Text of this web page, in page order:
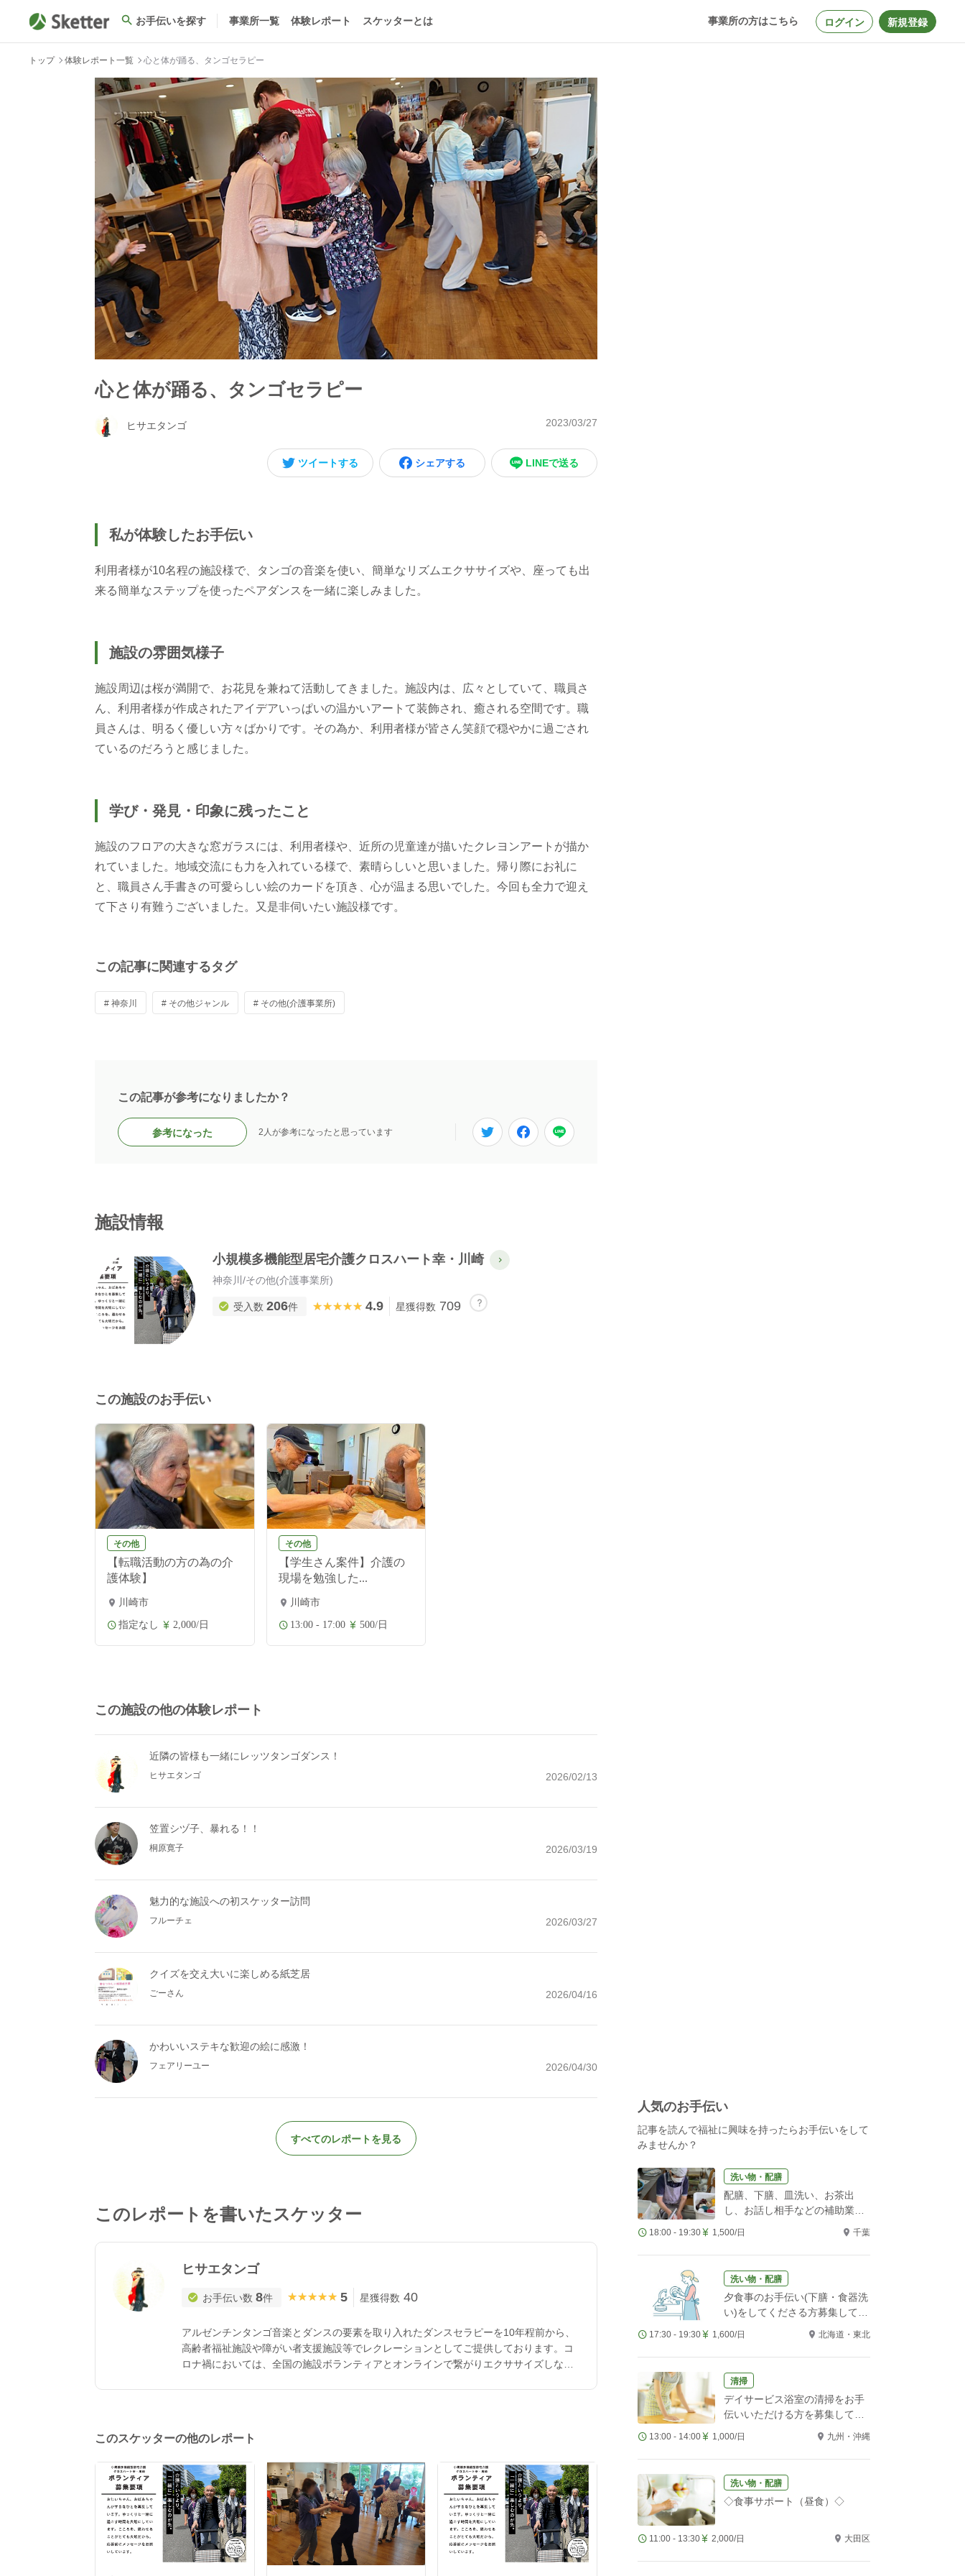
お手伝いを探す 事業所一覧 体験レポート スケッターとは 事業所の方はこちら ログイン 新規登録
トップ 体験レポート一覧 心と体が踊る、タンゴセラピー
心と体が踊る、タンゴセラピー
ヒサエタンゴ 2023/03/27
ツイートする シェアする LINEで送る
私が体験したお手伝い
利用者様が10名程の施設様で、タンゴの音楽を使い、簡単なリズムエクササイズや、座っても出
来る簡単なステップを使ったペアダンスを一緒に楽しみました。
施設の雰囲気様子
施設周辺は桜が満開で、お花見を兼ねて活動してきました。施設内は、広々としていて、職員さ
ん、利用者様が作成されたアイデアいっぱいの温かいアートて装飾され、癒される空間です。職
員さんは、明るく優しい方々ばかりです。その為か、利用者様が皆さん笑顔で穏やかに過ごされ
ているのだろうと感じました。
学び・発見・印象に残ったこと
施設のフロアの大きな窓ガラスには、利用者様や、近所の児童達が描いたクレヨンアートが描か
れていました。地域交流にも力を入れている様で、素晴らしいと思いました。帰り際にお礼に
と、職員さん手書きの可愛らしい絵のカードを頂き、心が温まる思いでした。今回も全力で迎え
て下さり有難うございました。又是非伺いたい施設様です。
この記事に関連するタグ
# 神奈川 # その他ジャンル # その他(介護事業所)
この記事が参考になりましたか？
参考になった 2人が参考になったと思っています
施設情報
小規模多機能型居宅介護クロスハート幸・川崎
神奈川 /その他(介護事業所)
受入数 206件 ★★★★★
★★★★★ 4.9 星獲得数 709
この施設のお手伝い
その他
【転職活動の方の為の介
護体験】
川崎市
指定なし 2,000/日
その他
【学生さん案件】介護の
現場を勉強した...
川崎市
13:00 - 17:00 500/日
この施設の他の体験レポート
近隣の皆様も一緒にレッツタンゴダンス！
ヒサエタンゴ 2026/02/13
笠置シヅ子、暴れる！！
桐原寛子 2026/03/19
魅力的な施設への初スケッター訪問
フルーチェ 2026/03/27
クイズを交え大いに楽しめる紙芝居
ごーさん 2026/04/16
かわいいステキな歓迎の絵に感激！
フェアリーユー 2026/04/30
すべてのレポートを見る
このレポートを書いたスケッター
ヒサエタンゴ
お手伝い数 8件 ★★★★★
★★★★★ 5 星獲得数 40
アルゼンチンタンゴ音楽とダンスの要素を取り入れたダンスセラピーを10年程前から、
高齢者福祉施設や障がい者支援施設等でレクレーションとしてご提供しております。コ
ロナ禍においては、全国の施設ボランティアとオンラインで繋がりエクササイズしなが
タンゴセラピー協会のHPをご覧ください。
このスケッターの他のレポート
人気のお手伝い
記事を読んで福祉に興味を持ったらお手伝いをして
みませんか？
洗い物・配膳
配膳、下膳、皿洗い、お茶出
し、お話し相手などの補助業務
18:00 - 19:30 1,500/日 千葉
洗い物・配膳
夕食事のお手伝い(下膳・食器洗
い)をしてくださる方募集してい
17:30 - 19:30 1,600/日 北海道・東北
清掃
デイサービス浴室の清掃をお手
伝いいただける方を募集してい
13:00 - 14:00 1,000/日 九州・沖縄
洗い物・配膳
◇食事サポート（昼食）◇
11:00 - 13:30 2,000/日 大田区